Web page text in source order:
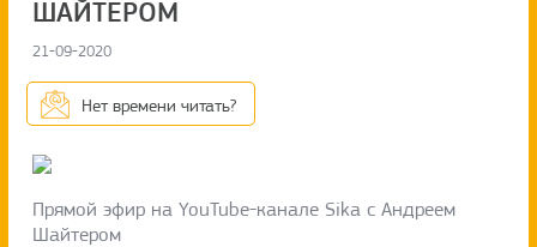
ШАЙТЕРОМ
21-09-2020
Нет времени читать?
Прямой эфир на YouTube-канале Sika c Андреем
Шайтером